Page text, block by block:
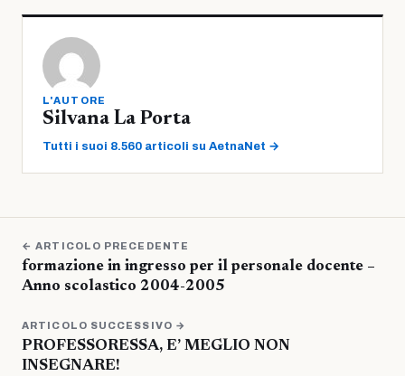
L'AUTORE
Silvana La Porta
Tutti i suoi 8.560 articoli su AetnaNet →
← ARTICOLO PRECEDENTE
formazione in ingresso per il personale docente –
Anno scolastico 2004-2005
ARTICOLO SUCCESSIVO →
PROFESSORESSA, E’ MEGLIO NON
INSEGNARE!